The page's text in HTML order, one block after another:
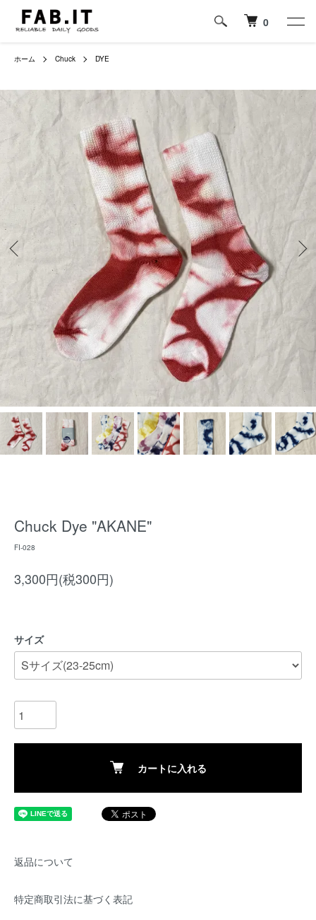
0
ホーム Chuck DYE
Chuck Dye "AKANE"
FI-028
3,300円(税300円)
サイズ
カートに入れる
返品について
特定商取引法に基づく表記